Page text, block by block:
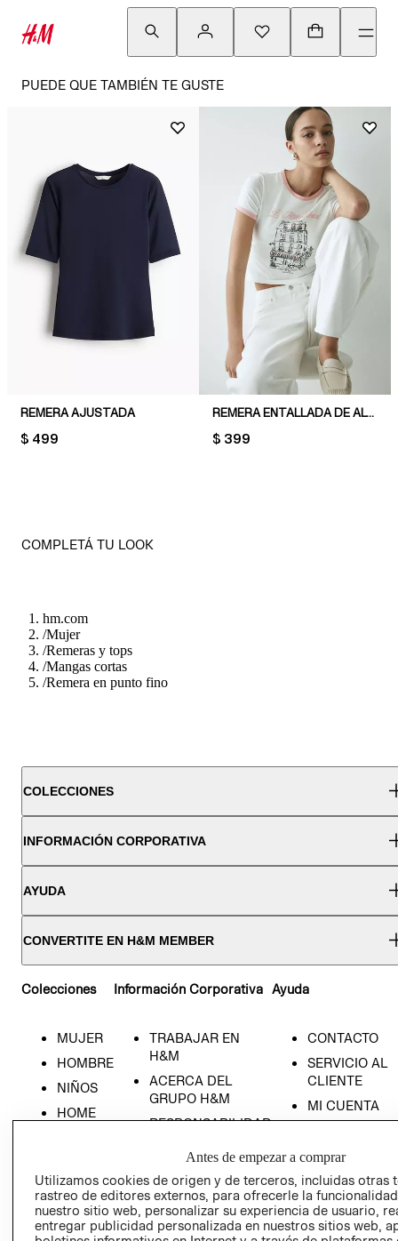
PUEDE QUE TAMBIÉN TE GUSTE
REMERA AJUSTADA
PRICE:
$ 499
REMERA ENTALLADA DE ALGODÓN
PRICE:
$ 399
COMPLETÁ TU LOOK
hm.com
/Mujer
/Remeras y tops
/Mangas cortas
/Remera en punto fino
COLECCIONES
INFORMACIÓN CORPORATIVA
AYUDA
CONVERTITE EN H&M MEMBER
Colecciones
MUJER
HOMBRE
NIÑOS
HOME
Información Corporativa
TRABAJAR EN
H&M
ACERCA DEL
GRUPO H&M
RESPONSABILIDAD
PRENSA
RELACIÓN CON
INVERSIONISTAS
POLÍTICA
Ayuda
CONTACTO
SERVICIO AL
CLIENTE
MI CUENTA
- RETIRO EN
TIENDA
TÉRMINOS Y
Antes de empezar a comprar
Utilizamos cookies de origen y de terceros, incluidas otras
rastreo de editores externos, para ofrecerle la
nuestro sitio web, personalizar su experiencia de usuario,
entregar publicidad personalizada en nuestros sitios web,